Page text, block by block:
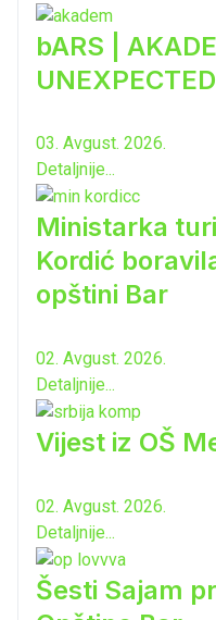
bARS |
UNEXPECTED
03. Avgust. 2026.
Detaljnije...
Ministarka
Kordić
opštini Bar
02. Avgust. 2026.
Detaljnije...
Vijest iz OŠ
02. Avgust. 2026.
Detaljnije...
Šesti Sajam